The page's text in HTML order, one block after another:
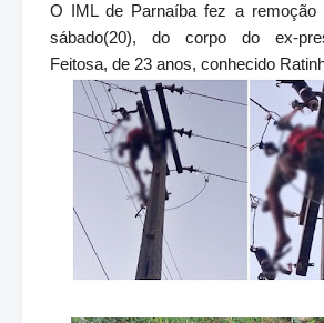
O IML de Parnaíba fez a remoção
sábado(20), do corpo do ex-
Feitosa, de 23 anos, conhecido